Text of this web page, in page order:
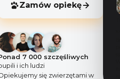
Zamów opiekę
7 000 szczęśliwych
i ich ludzi
się zwierzętami w